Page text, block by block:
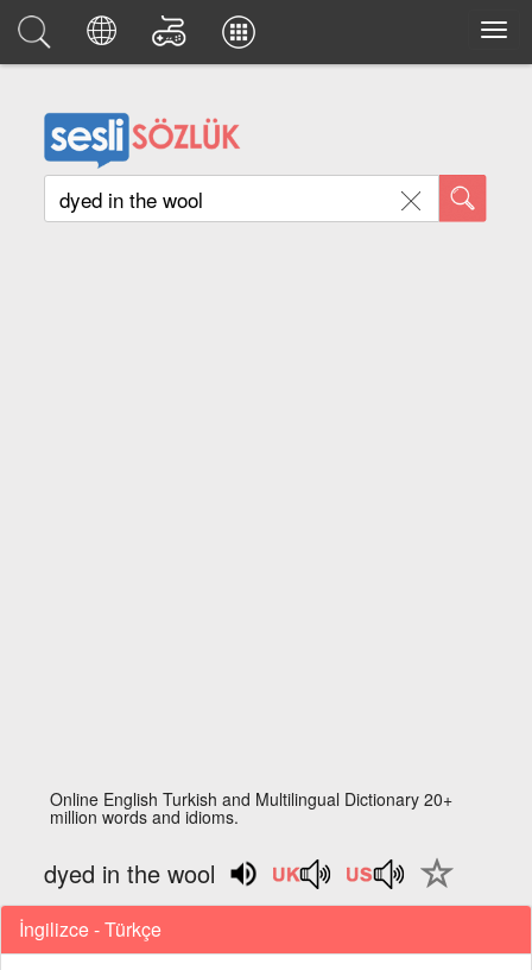
Online English Turkish and Multilingual Dictionary 20+
million words and idioms.
dyed in the wool
İngilizce - Türkçe